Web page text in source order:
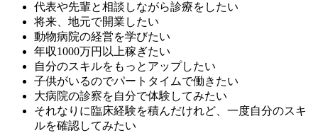
代表や先輩と相談しながら診療をしたい
将来、地元で開業したい
動物病院の経営を学びたい
年収1000万円以上稼ぎたい
自分のスキルをもっとアップしたい
子供がいるのでパートタイムで働きたい
大病院の診察を自分で体験してみたい
それなりに臨床経験を積んだけれど、一度自分のスキ
ルを確認してみたい